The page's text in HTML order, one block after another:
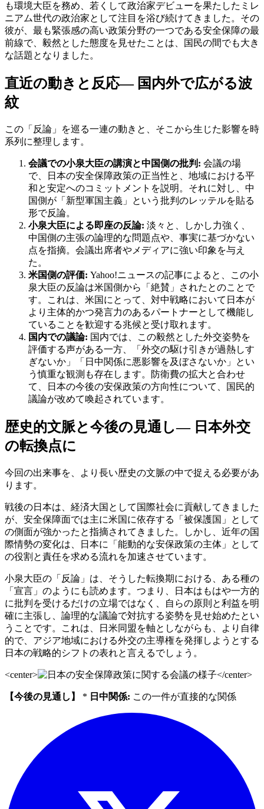
も環境大臣を務め、若くして政治家デビューを果たしたミレ
ニアム世代の政治家として注目を浴び続けてきました。その
彼が、最も緊張感の高い政策分野の一つである安全保障の最
前線で、毅然とした態度を見せたことは、国民の間でも大き
な話題となりました。
直近の動きと反応— 国内外で広がる波
紋
この「反論」を巡る一連の動きと、そこから生じた影響を時
系列に整理します。
会議での小泉大臣の講演と中国側の批判: 会議の場
で、日本の安全保障政策の正当性と、地域における平
和と安定へのコミットメントを説明。それに対し、中
国側が「新型軍国主義」という批判のレッテルを貼る
形で反論。
小泉大臣による即座の反論: 淡々と、しかし力強く、
中国側の主張の論理的な問題点や、事実に基づかない
点を指摘。会議出席者やメディアに強い印象を与え
た。
米国側の評価: Yahoo!ニュースの記事によると、この小
泉大臣の反論は米国側から「絶賛」されたとのことで
す。これは、米国にとって、対中戦略において日本が
より主体的かつ発言力のあるパートナーとして機能し
ていることを歓迎する兆候と受け取れます。
国内での議論: 国内では、この毅然とした外交姿勢を
評価する声がある一方、「外交の駆け引きが過熱しす
ぎないか」「日中関係に悪影響を及ぼさないか」とい
う慎重な観測も存在します。防衛費の拡大と合わせ
て、日本の今後の安保政策の方向性について、国民的
議論が改めて喚起されています。
歴史的文脈と今後の見通し— 日本外交
の転換点に
今回の出来事を、より長い歴史の文脈の中で捉える必要があ
ります。
戦後の日本は、経済大国として国際社会に貢献してきました
が、安全保障面では主に米国に依存する「被保護国」として
の側面が強かったと指摘されてきました。しかし、近年の国
際情勢の変化は、日本に「能動的な安保政策の主体」として
の役割と責任を求める流れを加速させています。
小泉大臣の「反論」は、そうした転換期における、ある種の
「宣言」のようにも読めます。つまり、日本はもはや一方的
に批判を受けるだけの立場ではなく、自らの原則と利益を明
確に主張し、論理的な議論で対抗する姿勢を見せ始めたとい
うことです。これは、日米同盟を軸としながらも、より自律
的で、アジア地域における外交の主導権を発揮しようとする
日本の戦略的シフトの表れと言えるでしょう。
<center> </center>
【今後の見通し】 * 日中関係: この一件が直接的な関係